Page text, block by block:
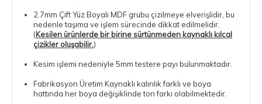
2.7mm Çift Yüz Boyalı MDF grubu çizilmeye elverişlidir, bu
nedenle taşıma ve işlem sürecinde dikkat edilmelidir.
(Kesilen ürünlerde bir birine sürtünmeden kaynaklı kılcal
çizikler oluşabilir.)
Kesim işlemi nedeniyle 5mm testere payı bulunmaktadır.
Fabrikasyon Üretim Kaynaklı kalınlık farklı ve boya
hattında her boya değişiklinde ton farkı olabilmektedir.